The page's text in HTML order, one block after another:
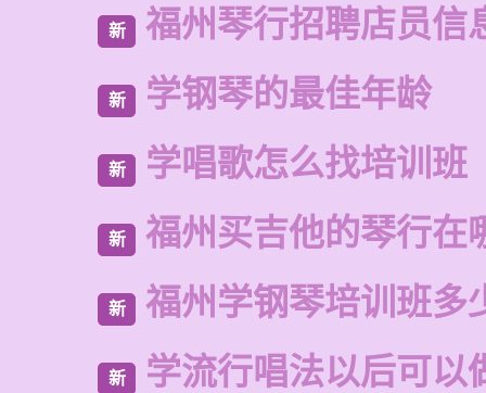
新 福州琴行招聘店员信
新 学钢琴的最佳年龄
新 学唱歌怎么找培训班
新 福州买吉他的琴行在
新 福州学钢琴培训班多
新 学流行唱法以后可以